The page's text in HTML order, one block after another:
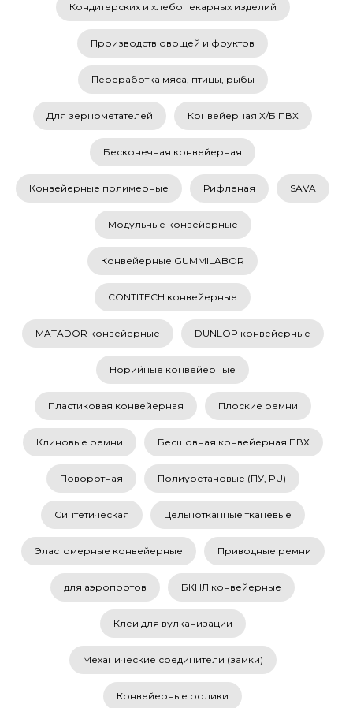
Кондитерских и хлебопекарных изделий
Производств овощей и фруктов
Переработка мяса, птицы, рыбы
Для зернометателей Конвейерная Х/Б ПВХ
Бесконечная конвейерная
Конвейерные полимерные Рифленая SAVA
Модульные конвейерные
Конвейерные GUMMILABOR
CONTITECH конвейерные
MATADOR конвейерные DUNLOP конвейерные
Норийные конвейерные
Пластиковая конвейерная Плоские ремни
Клиновые ремни Бесшовная конвейерная ПВХ
Поворотная Полиуретановые (ПУ, PU)
Синтетическая Цельнотканные тканевые
Эластомерные конвейерные Приводные ремни
для аэропортов БКНЛ конвейерные
Клеи для вулканизации
Механические соединители (замки)
Конвейерные ролики